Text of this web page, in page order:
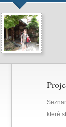
které